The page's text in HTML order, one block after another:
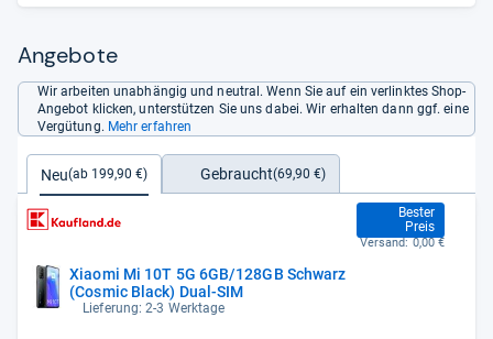
Ladezeiten.
Display-Farbtemperatur; 6GB RAM weniger zukunftssicher;
fehlende Ausstattungsmerkmale (u.a. Speichererweiterung;
kabelloses Laden, Video-Bildstabilisierung, eSIM); klobiges
Kameramodul.- Zusammengefasst durch unsere Redaktion.
Angebote
Wir arbeiten unabhängig und neutral. Wenn Sie auf ein verlinktes Shop-
Angebot klicken, unterstützen Sie uns dabei. Wir erhalten dann ggf. eine
Vergütung. Mehr erfahren
Neu(ab 199,90 €) Gebraucht(69,90 €)
Xiaomi Mi 10T 5G 6GB/128GB Schwarz
(Cosmic Black) Dual-SIM
Lieferung: 2-3 Werktage
Bester
Preis
199,90 €
Versand: 0,00 €